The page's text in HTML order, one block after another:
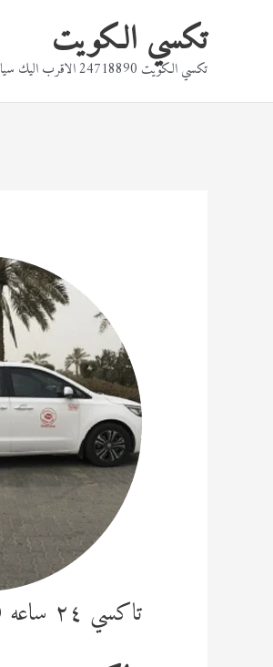
تكسي الكويت
تكسي الكويت 24718890 الاقرب اليك سيارات اجرة حديثة سائقين خبرة بالقيادة تكاسي بالقرب منك
تاكسي ٢٤ ساعه 24718890